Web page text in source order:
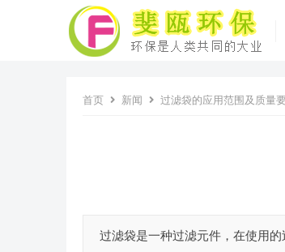
首页 新闻 过滤袋的应用范围及质量
过滤袋是一种过滤元件，在使用